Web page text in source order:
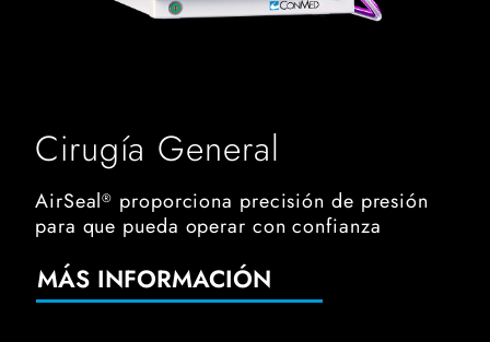
Cirugía General
AirSeal® proporciona precisión de presión
para que pueda operar con confianza
MÁS INFORMACIÓN